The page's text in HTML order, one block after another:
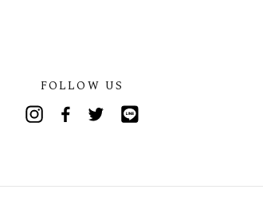
FOLLOW US
Twitter